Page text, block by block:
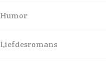
Humor
Liefdesromans